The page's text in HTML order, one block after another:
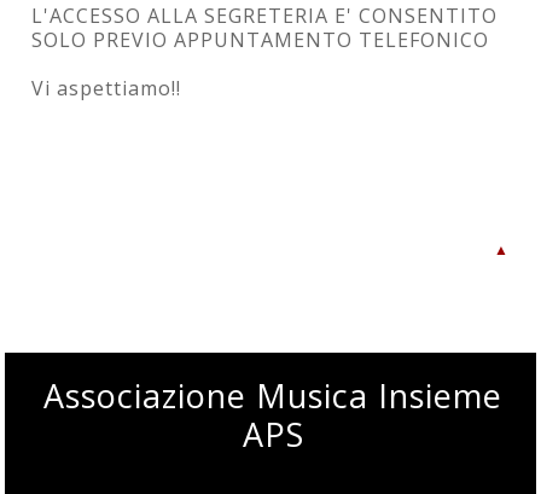
L'ACCESSO ALLA SEGRETERIA E' CONSENTITO
SOLO PREVIO APPUNTAMENTO TELEFONICO
Vi aspettiamo!!
▲
Associazione Musica Insieme
APS